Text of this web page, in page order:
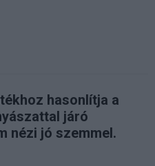
hasonlítja a
járó
nézi jó szemmel.